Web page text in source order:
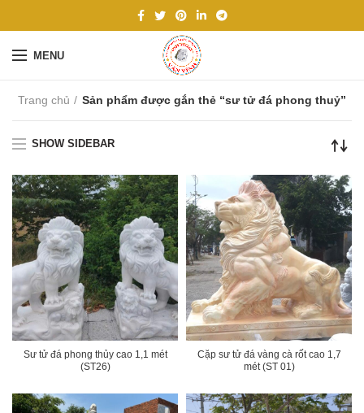
MENU
Trang chủ Sản phẩm được gắn thẻ “sư tử đá phong thuỷ”
SHOW SIDEBAR
Sư tử đá phong thủy cao 1,1 mét
(ST26)
Cặp sư tử đá vàng cà rốt cao 1,7
mét (ST 01)